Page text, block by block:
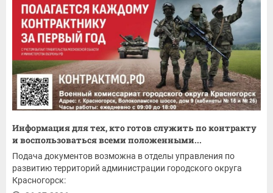
Информация для тех, кто готов служить по контракту
и воспользоваться всеми положенными...
Подача документов возможна в отделы управления по
развитию территорий администрации городского округа
Красногорск: